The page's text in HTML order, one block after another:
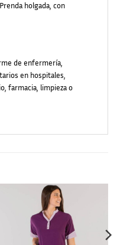
holgada, con
de enfermería,
en hospitales,
farmacia, limpieza o